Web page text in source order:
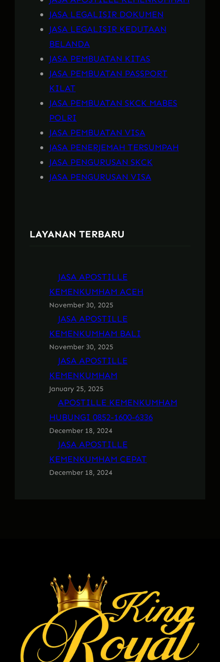
JASA LEGALISIR DOKUMEN
JASA LEGALISIR KEDUTAAN
BELANDA
JASA PEMBUATAN KITAS
JASA PEMBUATAN PASSPORT
KILAT
JASA PEMBUATAN SKCK MABES
POLRI
JASA PEMBUATAN VISA
JASA PENERJEMAH TERSUMPAH
JASA PENGURUSAN SKCK
JASA PENGURUSAN VISA
LAYANAN TERBARU
JASA APOSTILLE
KEMENKUMHAM ACEH
November 30, 2025
JASA APOSTILLE
KEMENKUMHAM BALI
November 30, 2025
JASA APOSTILLE
KEMENKUMHAM
January 25, 2025
APOSTILLE KEMENKUMHAM
HUBUNGI 0852-1600-6336
December 18, 2024
JASA APOSTILLE
KEMENKUMHAM CEPAT
December 18, 2024